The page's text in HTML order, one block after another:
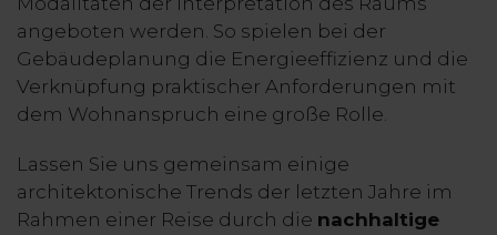
angeboten werden. So spielen bei der
Gebäudeplanung die Energieeffizienz und die
Verknüpfung praktischer Anforderungen mit
dem Wohnanspruch eine große Rolle.
Lassen Sie uns gemeinsam einige
architektonische Trends der letzten Jahre im
Rahmen einer Reise durch die nachhaltige